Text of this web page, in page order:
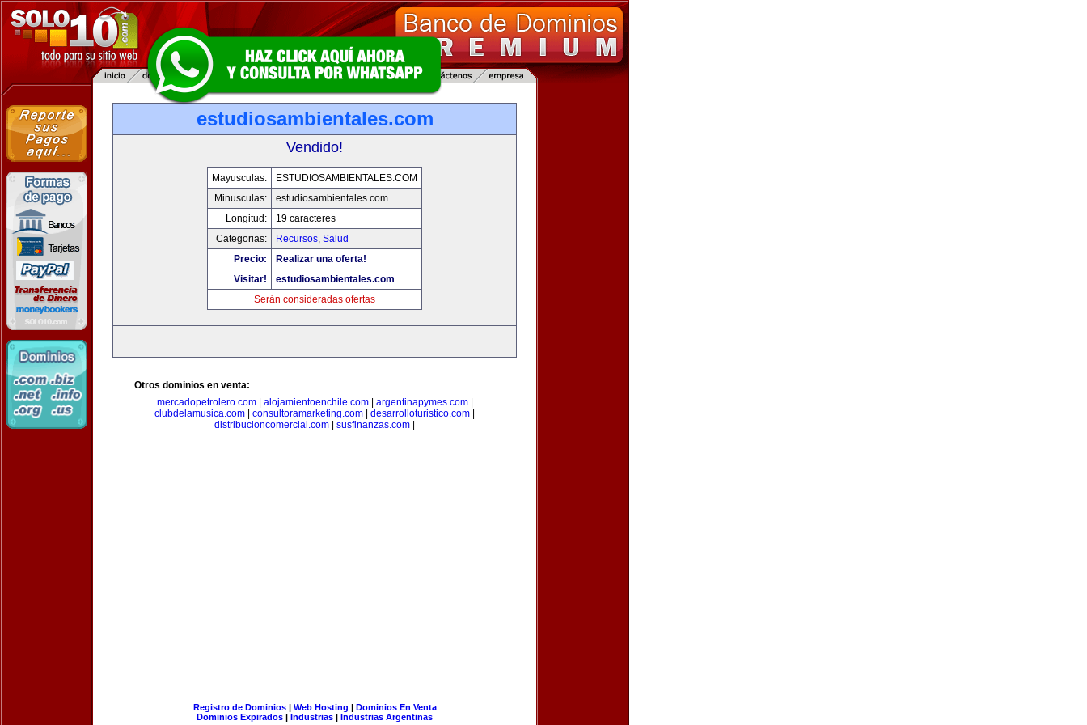
estudiosambientales.com
Vendido!
Mayusculas:
ESTUDIOSAMBIENTALES.COM
Minusculas:
estudiosambientales.com
Longitud:
19 caracteres
Categorias:
Recursos, Salud
Precio:
Realizar una oferta!
Visitar!
estudiosambientales.com
Serán consideradas ofertas
Otros dominios en venta:
mercadopetrolero.com| alojamientoenchile.com| argentinapymes.com|
clubdelamusica.com
consultoramarketing.com desarrolloturistico.com
distribucioncomercial.com
susfinanzas.com
Registro de Dominios| Web Hosting | Dominios En Venta
Dominios Expirados | Industrias | Industrias Argentinas